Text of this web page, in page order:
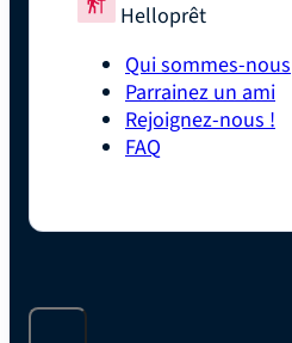
Helloprêt
Qui sommes-nous
Parrainez un ami
Rejoignez-nous !
FAQ